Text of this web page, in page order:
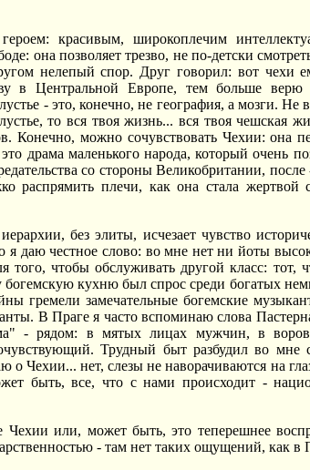
красивым, широкоплечим
она позволяет трезво, не по-детски
нелепый спор. Друг говорил: вот чехи
в Центральной Европе, тем больше
- это, конечно, не география, а мозги.
то вся твоя жизнь... вся твоя чешская
Конечно, можно сочувствовать Чехии: она
драма маленького народа, который очень
со стороны Великобритании,
плечи, как она стала жертвой
без элиты, исчезает чувство
я даю честное слово: во мне нет ни йоты
чтобы обслуживать другой класс: тот,
кухню был спрос среди богатых
гремели замечательные богемские
В Праге я часто вспоминаю слова
- рядом: в мятых лицах мужчин, в
Трудный быт разбудил во мне
Чехии... нет, слезы не наворачиваются на
быть, все, что с нами происходит -
или, может быть, это теперешнее
- там нет таких ощущений, как в